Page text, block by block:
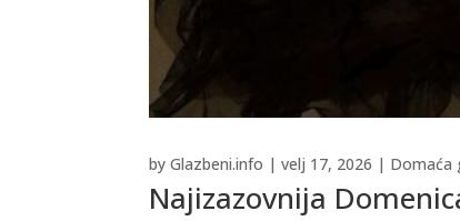
Najizazovnija
byGlazbeni.info |velj 17, 2026 | Domaća